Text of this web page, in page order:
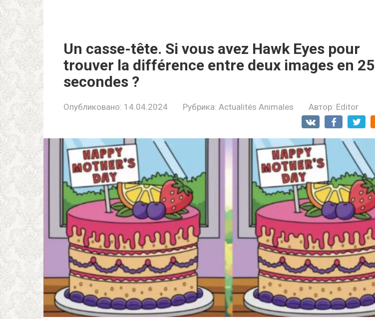
Un casse-tête. Si vous avez Hawk Eyes pour
trouver la différence entre deux images en 25
secondes ?
Опубликовано: 14.04.2024 Рубрика: Actualités Animales Автор: Editor